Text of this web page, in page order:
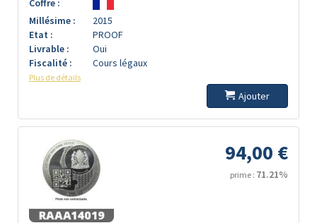
Coffre :
Millésime :
2015
Etat :
PROOF
Livrable :
Oui
Fiscalité :
Cours légaux
Plus de détails
Ajouter
94,00 €
prime : 71.21%